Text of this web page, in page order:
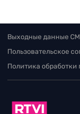
Выходные данные
Пользовательское
Политика